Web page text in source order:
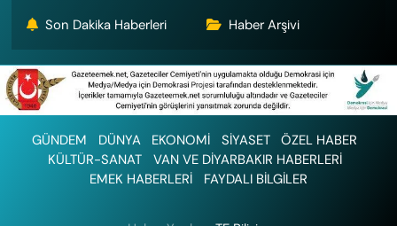
Son Dakika Haberleri Haber Arşivi
GÜNDEM DÜNYA EKONOMİ SİYASET
ÖZEL HABER
KÜLTÜR-SANAT
VAN VE DİYARBAKIR HABERLERİ
EMEK HABERLERİ
FAYDALI BİLGİLER